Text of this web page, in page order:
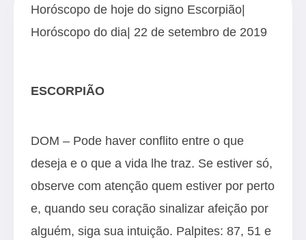
Horóscopo de hoje do signo Escorpião|
Horóscopo do dia| 22 de setembro de 2019
ESCORPIÃO
DOM – Pode haver conflito entre o que
deseja e o que a vida lhe traz. Se estiver só,
observe com atenção quem estiver por perto
e, quando seu coração sinalizar afeição por
alguém, siga sua intuição. Palpites: 87, 51 e